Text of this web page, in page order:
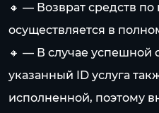
🔸 — Возврат средств
осуществляется в
🔸 — В случае успешной
указанный ID услуга
исполненной, поэтому